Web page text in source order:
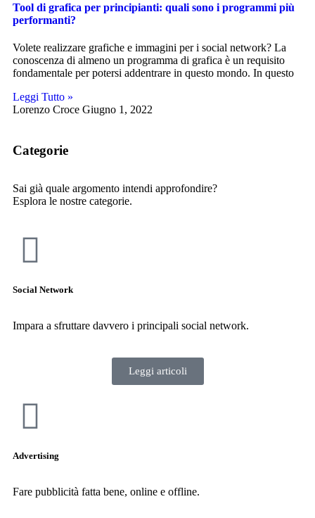
Tool di grafica per principianti: quali sono i programmi più
performanti?
Volete realizzare grafiche e immagini per i social network? La
conoscenza di almeno un programma di grafica è un requisito
fondamentale per potersi addentrare in questo mondo. In questo
Leggi Tutto »
Lorenzo Croce Giugno 1, 2022
Categorie
Sai già quale argomento intendi approfondire?
Esplora le nostre categorie.
Social Network
Impara a sfruttare davvero i principali social network.
Leggi articoli
Advertising
Fare pubblicità fatta bene, online e offline.